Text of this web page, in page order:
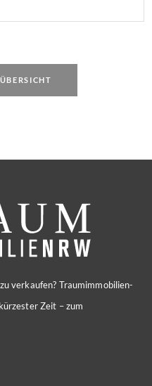
verkaufen? Traumimmobilien-
Zeit – zum